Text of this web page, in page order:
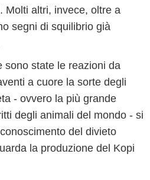
Molti altri, invece, oltre a
segni di squilibrio già
sono state le reazioni da
a cuore la sorte degli
- ovvero la più grande
degli animali del mondo - si
del divieto
la produzione del Kopi